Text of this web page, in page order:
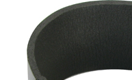
Szállítás